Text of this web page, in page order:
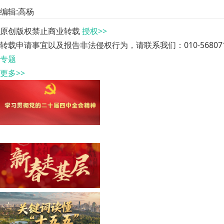
编辑:高杨
原创版权禁止商业转载 授权>>
转载申请事宜以及报告非法侵权行为，请联系我们：010-
专题
更多>>